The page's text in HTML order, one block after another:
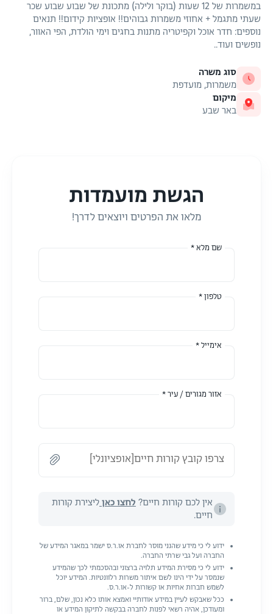
במשמרות של 12 שעות (בוקר ולילה) מתכונת של שבוע שבוע שכר
שעתי מתגמל + אחוזי משמרות גבוהים!! אופציות קידום!! תנאים
נוספים: חדר אוכל וקפיטריה מתנות בחגים וימי הולדת, הפי האוור,
נופשים ועוד..
סוג משרה
משמרות, מועדפת
מיקום
באר שבע
הגשת מועמדות
מלאו את הפרטים ויוצאים לדרך!
שם מלא *
טלפון *
אימייל *
אזור מגורים / עיר *
צרפו קובץ קורות חיים[אופציונלי]
אין לכם קורות חיים? לחצו כאן ליצירת קורות
חיים.
ידוע לי כי מידע שהנני מוסר לחברת או.ר.ס ישמר במאגר המידע של
החברה ועל גבי שרתי החברה.
ידוע לי כי מסירת המידע תלויה ברצוני ובהסכמתי לכך שהמידע
שנמסר על ידי הינו לשם איתור משרות רלוונטיות. המידע יוכל
לשמש חברות אחיות או קשורות ל-או.ר.ס.
ככל שאבקש לעיין במידע אודותיי ואמצא אותו כלא נכון, שלם, ברור
ומעודכן, אהיה רשאי לפנות לחברה בבקשה לתיקון המידע או